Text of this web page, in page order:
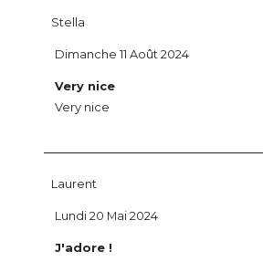
Stella
Very nice
Very nice
Dimanche 11 Août 2024
Laurent
J'adore !
Lundi 20 Mai 2024